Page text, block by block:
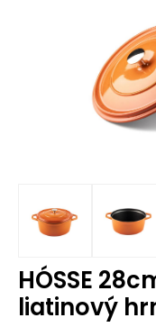
HÓSSE
liatinový